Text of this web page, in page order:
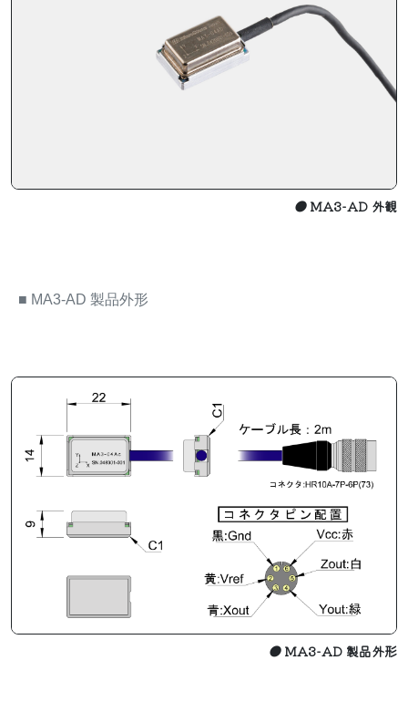
●MA3-AD 外観
■ MA3-AD 製品外形
●MA3-AD 製品外形